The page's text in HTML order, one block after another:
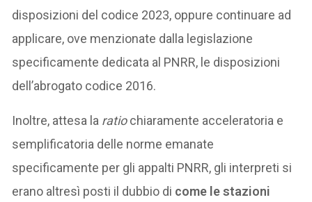
disposizioni del codice 2023, oppure continuare ad
applicare, ove menzionate dalla legislazione
specificamente dedicata al PNRR, le disposizioni
dell’abrogato codice 2016.
Inoltre, attesa la ratiochiaramente acceleratoria e
semplificatoria delle norme emanate
specificamente per gli appalti PNRR, gli interpreti si
erano altresì posti il dubbio di come le stazioni